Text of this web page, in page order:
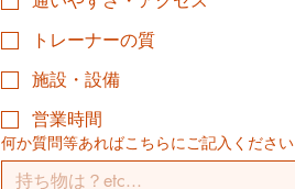
トレーナーの質
施設・設備
営業時間
何か質問等あればこちらにご記入ください